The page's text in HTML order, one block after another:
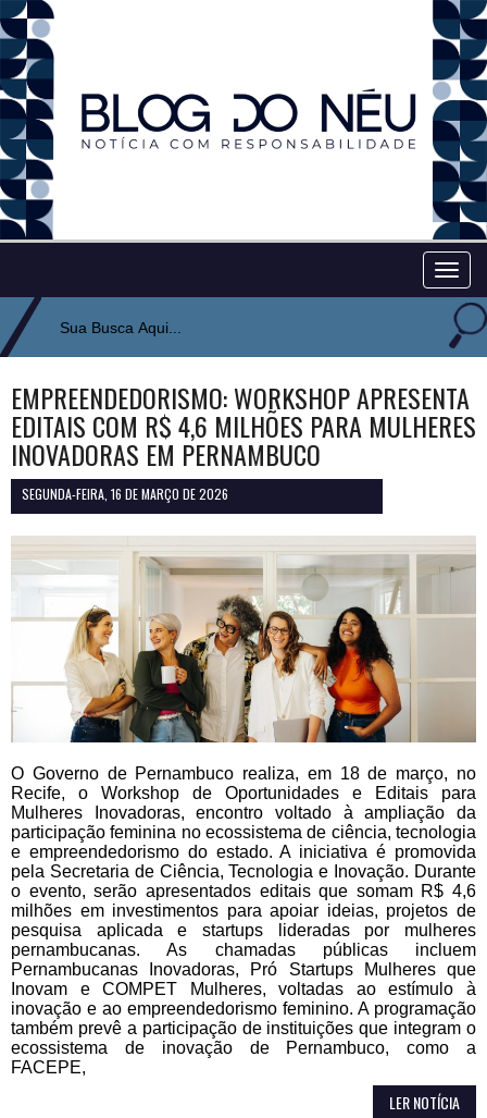
EMPREENDEDORISMO: WORKSHOP APRESENTA
EDITAIS COM R$ 4,6 MILHÕES PARA MULHERES
INOVADORAS EM PERNAMBUCO
SEGUNDA-FEIRA, 16 DE MARÇO DE 2026
O Governo de Pernambuco realiza, em 18 de março, no
Recife, o Workshop de Oportunidades e Editais para
Mulheres Inovadoras, encontro voltado à ampliação da
participação feminina no ecossistema de ciência, tecnologia
e empreendedorismo do estado. A iniciativa é promovida
pela Secretaria de Ciência, Tecnologia e Inovação. Durante
o evento, serão apresentados editais que somam R$ 4,6
milhões em investimentos para apoiar ideias, projetos de
pesquisa aplicada e startups lideradas por mulheres
pernambucanas. As chamadas públicas incluem
Pernambucanas Inovadoras, Pró Startups Mulheres que
Inovam e COMPET Mulheres, voltadas ao estímulo à
inovação e ao empreendedorismo feminino. A programação
também prevê a participação de instituições que integram o
ecossistema de inovação de Pernambuco, como a
FACEPE,
LER NOTÍCIA